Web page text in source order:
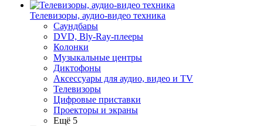
Телевизоры, аудио-видео техника
Саундбары
DVD, Bly-Ray-плееры
Колонки
Музыкальные центры
Диктофоны
Аксессуары для аудио, видео и TV
Телевизоры
Цифровые приставки
Проекторы и экраны
Ещё 5